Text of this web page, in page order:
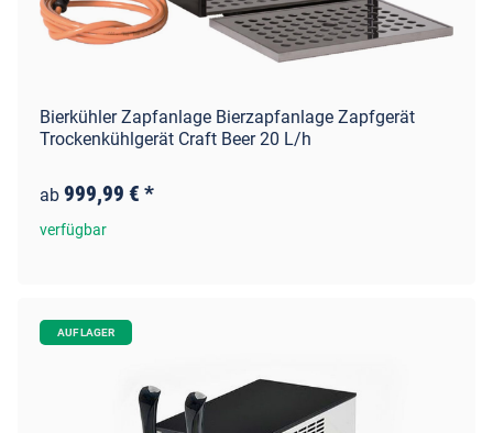
Bierkühler Zapfanlage Bierzapfanlage Zapfgerät
Trockenkühlgerät Craft Beer 20 L/h
ab 999,99 € *
verfügbar
AUF LAGER